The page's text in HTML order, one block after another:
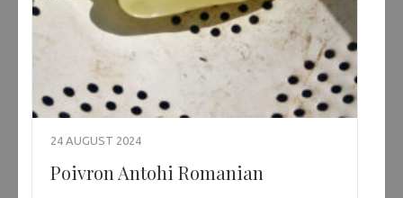
24 AUGUST 2024
Poivron Antohi Romanian